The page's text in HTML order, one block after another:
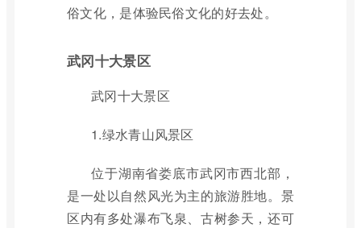
俗文化，是体验民俗文化的好去处。
武冈十大景区
武冈十大景区
1.绿水青山风景区
位于湖南省娄底市武冈市西北部，
是一处以自然风光为主的旅游胜地。景
区内有多处瀑布飞泉、古树参天，还可